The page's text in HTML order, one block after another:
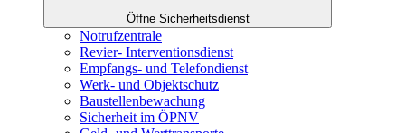
Öffne Sicherheitsdienst
Notrufzentrale
Revier- Interventionsdienst
Empfangs- und Telefondienst
Werk- und Objektschutz
Baustellenbewachung
Sicherheit im ÖPNV